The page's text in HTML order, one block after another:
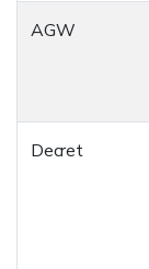
AGW
Decret